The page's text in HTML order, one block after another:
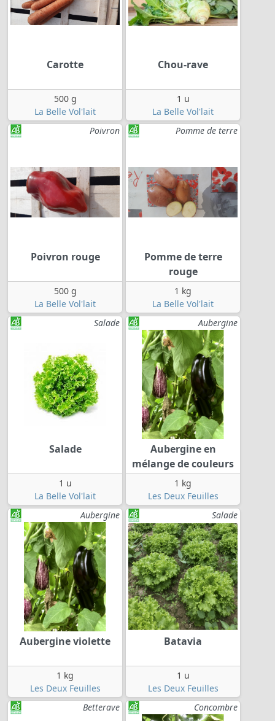
Carotte
500 g
La Belle Vol'lait
Chou-rave
1 u
La Belle Vol'lait
Poivron
Poivron rouge
500 g
La Belle Vol'lait
Pomme de terre
Pomme de terre
rouge
1 kg
La Belle Vol'lait
Salade
Salade
1 u
La Belle Vol'lait
Aubergine
Aubergine en
mélange de couleurs
1 kg
Les Deux Feuilles
Aubergine
Aubergine violette
1 kg
Les Deux Feuilles
Salade
Batavia
1 u
Les Deux Feuilles
Betterave
Concombre